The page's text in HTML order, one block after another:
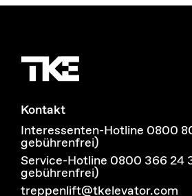
Kontakt
Interessenten-Hotline 0800
gebührenfrei)
Service-Hotline 0800 366 24
gebührenfrei)
treppenlift@tkelevator.com